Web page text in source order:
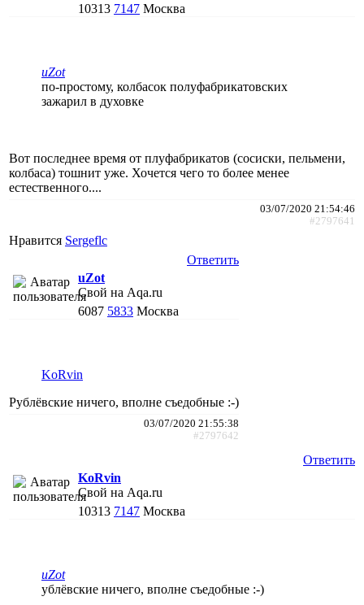
10313 7147 Москва
uZot
по-простому, колбасок полуфабрикатовских
зажарил в духовке
Вот последнее время от плуфабрикатов (сосиски, пельмени,
колбаса) тошнит уже. Хочется чего то более менее
естественного....
03/07/2020 21:54:46
#2797641
Нравится Sergeflc
Ответить
uZot
Свой на Aqa.ru
6087 5833 Москва
KoRvin
Рублёвские ничего, вполне съедобные :-)
03/07/2020 21:55:38
#2797642
Ответить
KoRvin
Свой на Aqa.ru
10313 7147 Москва
uZot
ублёвские ничего, вполне съедобные :-)